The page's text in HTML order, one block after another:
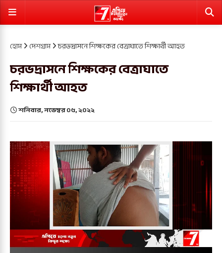
হোম দেশগ্রাম চরভদ্রাসনে শিক্ষকের বেত্রাঘাতে শিক্ষার্থী আহত
চরভদ্রাসনে শিক্ষকের বেত্রাঘাতে
শিক্ষার্থী আহত
শনিবার, নভেম্বর ০৫, ২০২২